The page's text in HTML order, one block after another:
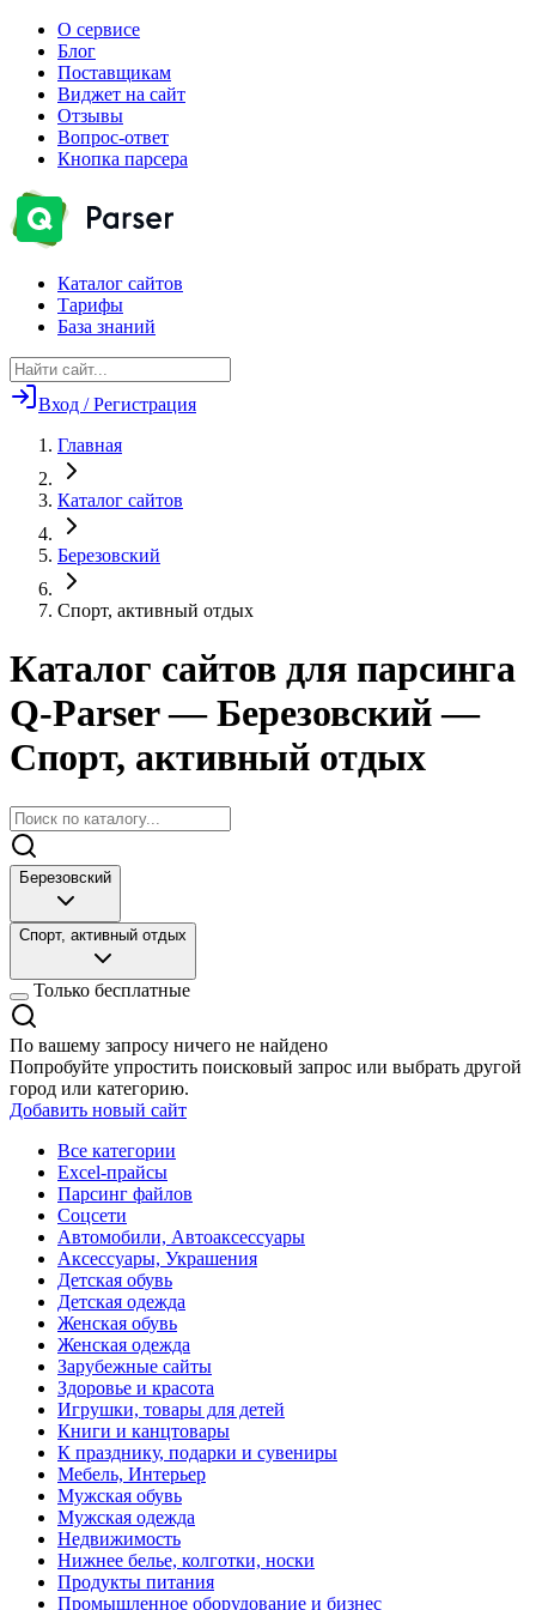
О сервисе
Блог
Поставщикам
Виджет на сайт
Отзывы
Вопрос-ответ
Кнопка парсера
Каталог сайтов
Тарифы
База знаний
Вход / Регистрация
Главная
Каталог сайтов
Березовский
Спорт, активный отдых
Каталог сайтов для парсинга
Q-Parser— Березовский —
Спорт, активный отдых
Березовский
Спорт, активный отдых
Только бесплатные
По вашему запросу ничего не найдено
Попробуйте упростить поисковый запрос или выбрать другой
город или категорию.
Добавить новый сайт
Все категории
Excel-прайсы
Парсинг файлов
Соцсети
Автомобили, Автоаксессуары
Аксессуары, Украшения
Детская обувь
Детская одежда
Женская обувь
Женская одежда
Зарубежные сайты
Здоровье и красота
Игрушки, товары для детей
Книги и канцтовары
К празднику, подарки и сувениры
Мебель, Интерьер
Мужская обувь
Мужская одежда
Недвижимость
Нижнее белье, колготки, носки
Продукты питания
Промышленное оборудование и бизнес